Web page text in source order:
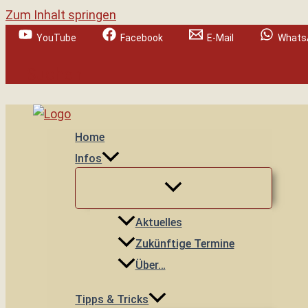
Zum Inhalt springen
YouTube Facebook E-Mail
Home
Infos
Aktuelles
Zukünftige Termine
Über…
Tipps & Tricks